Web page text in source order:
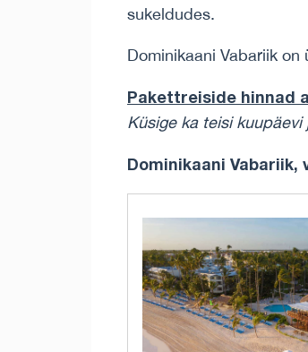
sukeldudes.
Dominikaani Vabariik
Pakettreiside hinnad
Küsige ka teisi kuupäevi
Dominikaani